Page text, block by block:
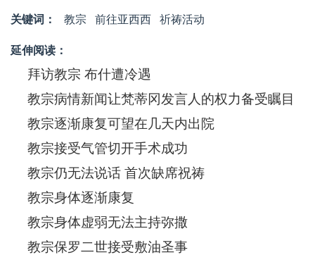
关键词： 教宗 前往亚西西 祈祷活动
延伸阅读：
拜访教宗 布什遭冷遇
教宗病情新闻让梵蒂冈发言人的权力备受瞩目
教宗逐渐康复可望在几天内出院
教宗接受气管切开手术成功
教宗仍无法说话 首次缺席祝祷
教宗身体逐渐康复
教宗身体虚弱无法主持弥撒
教宗保罗二世接受敷油圣事